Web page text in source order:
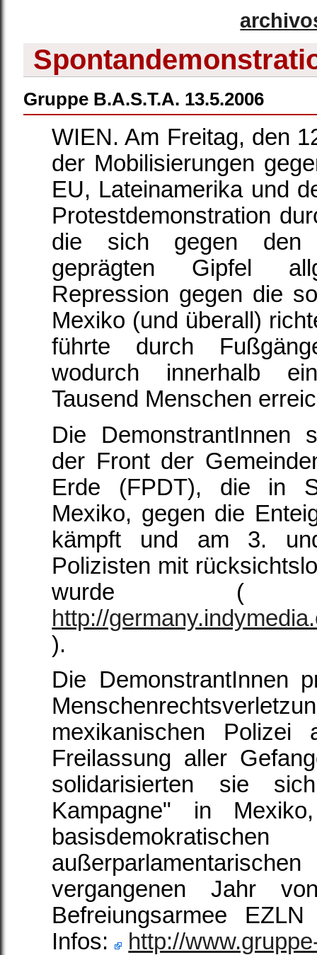
Gruppe B.A.S.T.A. 13.5.2006
WIEN. Am Freitag, den
der Mobilisierungen
EU, Lateinamerika und
Protestdemonstration
die sich gegen den
geprägten Gipfel
Repression gegen die
Mexiko (und überall)
führte durch
wodurch innerhalb
Tausend Menschen
Die DemonstrantInnen
der Front der
Erde (FPDT), die in
Mexiko, gegen die
kämpft und am 3.
Polizisten mit
wurde
http://
).
Die DemonstrantInnen
mexikanischen
Freilassung aller
solidarisierten sie
Kampagne" in
vergangenen Jahr
Befreiungsarmee
Infos:
http://